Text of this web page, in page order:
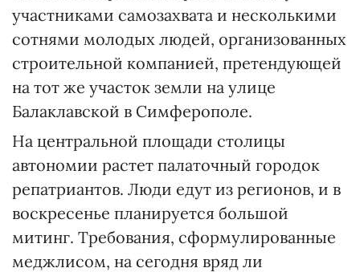
участниками самозахвата и несколькими
сотнями молодых людей, организованных
строительной компанией, претендующей
на тот же участок земли на улице
Балаклавской в Симферополе.
На центральной площади столицы
автономии растет палаточный городок
репатриантов. Люди едут из регионов, и в
воскресенье планируется большой
митинг. Требования, сформулированные
меджлисом, на сегодня вряд ли